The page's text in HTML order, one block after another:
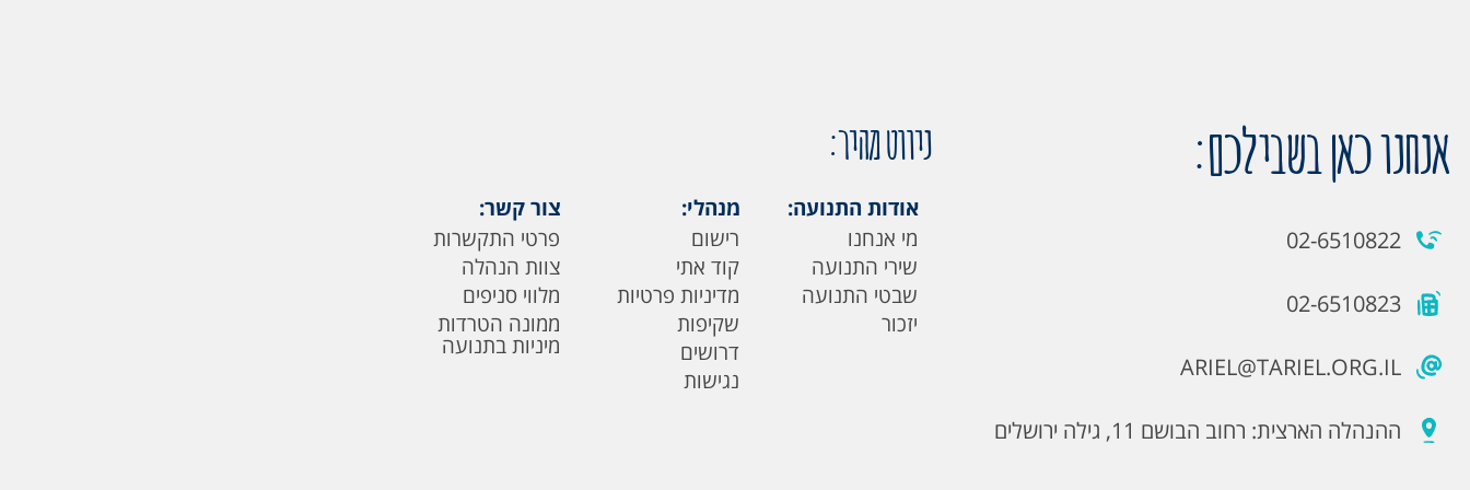
אנחנו כאן בשבילכם:
02-6510822
02-6510823
ARIEL@TARIEL.ORG.IL
ההנהלה הארצית: רחוב הבושם 11, גילה ירושלים
ניווט מהיר:
אודות התנועה:
מי אנחנו
שירי התנועה
שבטי התנועה
יזכור
מנהלי:
רישום
קוד אתי
מדיניות פרטיות
שקיפות
דרושים
נגישות
צור קשר:
פרטי התקשרות
צוות הנהלה
מלווי סניפים
ממונה הטרדות
מיניות בתנועה